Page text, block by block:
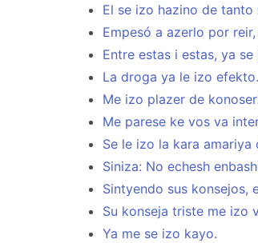
El se izo hazino de tanto
Empesó a azerlo por
Entre estas i estas, ya
La droga ya le izo efekto.
Me izo plazer de
Me parese ke vos va
Se le izo la kara amariya
Siniza: No echesh
Sintyendo sus konsejos,
Su konseja triste me izo
Ya me se izo kayo.